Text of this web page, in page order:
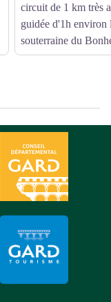
circuit de 1 km très
guidée d'1h
souterraine du